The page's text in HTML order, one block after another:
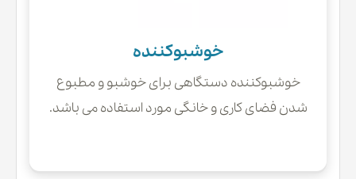
خوشبوکننده
خوشبوکننده دستگاهی برای خوشبو و مطبوع
شدن فضای کاری و خانگی مورد استفاده می باشد.